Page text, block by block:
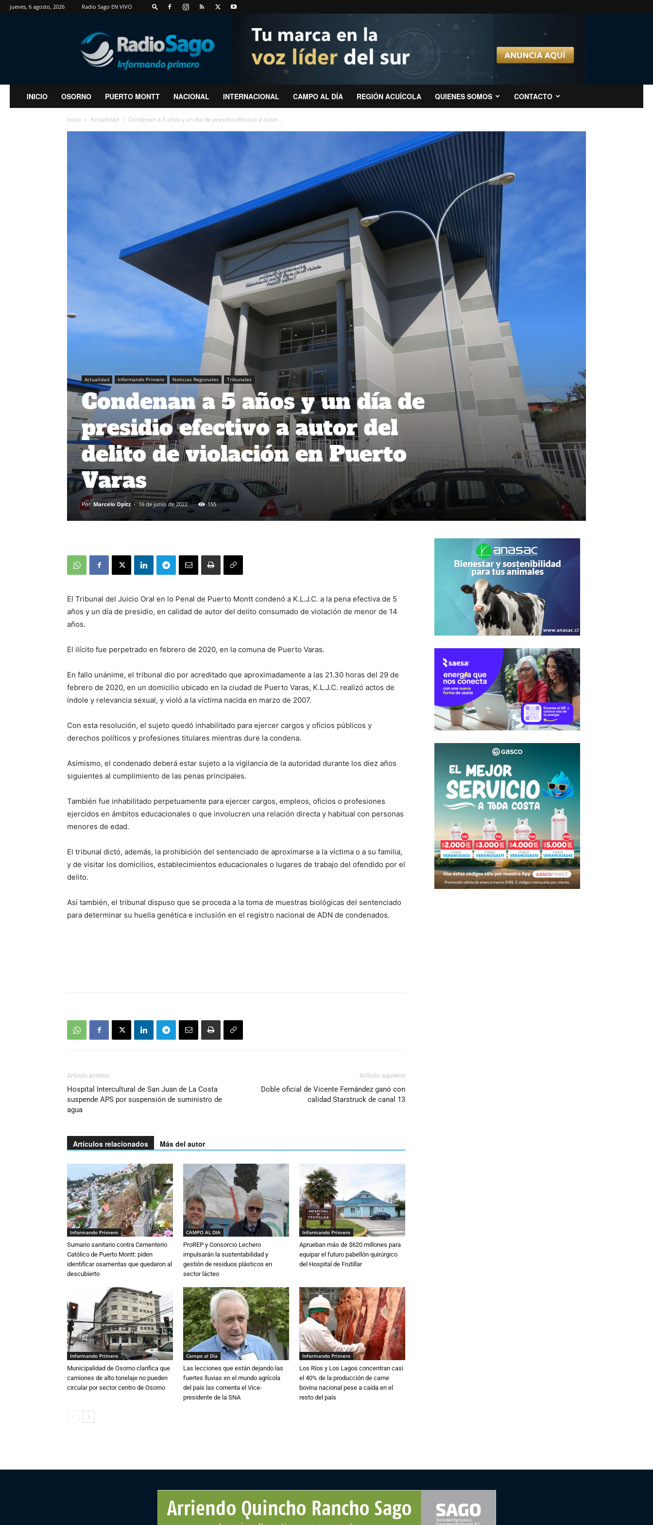
jueves, 6 agosto, 2026 Radio Sago EN VIVO
RadioSago
INICIO OSORNO PUERTO MONTT NACIONAL INTERNACIONAL CAMPO AL DÍA REGIÓN ACUÍCOLA QUIENES SOMOS CONTACTO
Inicio Actualidad Condenan a 5 años y un día de presidio efectivo a autor...
Actualidad Informando Primero Noticias Regionales Tribunales
Condenan a 5 años y un día de
presidio efectivo a autor del
delito de violación en Puerto
Varas
Por Marcelo Opitz - 16 de junio de 2022 155
El Tribunal del Juicio Oral en lo Penal de Puerto Montt condenó a K.L.J.C. a la pena efectiva de 5
años y un día de presidio, en calidad de autor del delito consumado de violación de menor de 14
años.
El ilícito fue perpetrado en febrero de 2020, en la comuna de Puerto Varas.
En fallo unánime, el tribunal dio por acreditado que aproximadamente a las 21.30 horas del 29 de
febrero de 2020, en un domicilio ubicado en la ciudad de Puerto Varas, K.L.J.C. realizó actos de
índole y relevancia sexual, y violó a la víctima nacida en marzo de 2007.
Con esta resolución, el sujeto quedó inhabilitado para ejercer cargos y oficios públicos y
derechos políticos y profesiones titulares mientras dure la condena.
Asimismo, el condenado deberá estar sujeto a la vigilancia de la autoridad durante los diez años
siguientes al cumplimiento de las penas principales.
También fue inhabilitado perpetuamente para ejercer cargos, empleos, oficios o profesiones
ejercidos en ámbitos educacionales o que involucren una relación directa y habitual con personas
menores de edad.
El tribunal dictó, además, la prohibición del sentenciado de aproximarse a la víctima o a su familia,
y de visitar los domicilios, establecimientos educacionales o lugares de trabajo del ofendido por el
delito.
Así también, el tribunal dispuso que se proceda a la toma de muestras biológicas del sentenciado
para determinar su huella genética e inclusión en el registro nacional de ADN de condenados.
Artículo anterior
Hospital Intercultural de San Juan de La Costa
suspende APS por suspensión de suministro de
agua
Artículo siguiente
Doble oficial de Vicente Fernández ganó con
calidad Starstruck de canal 13
Artículos relacionados Más del autor
Informando Primero
Sumario sanitario contra Cementerio
Católico de Puerto Montt: piden
identificar osamentas que quedaron al
descubierto
CAMPO AL DIA
ProREP y Consorcio Lechero
impulsarán la sustentabilidad y
gestión de residuos plásticos en
sector lácteo
Informando Primero
Aprueban más de $620 millones para
equipar el futuro pabellón quirúrgico
del Hospital de Frutillar
Informando Primero
Municipalidad de Osorno clarifica que
camiones de alto tonelaje no pueden
circular por sector centro de Osorno
Campo al Día
Las lecciones que están dejando las
fuertes lluvias en el mundo agrícola
del país las comenta el Vice-
presidente de la SNA
Informando Primero
Los Ríos y Los Lagos concentran casi
el 40% de la producción de carne
bovina nacional pese a caída en el
resto del país